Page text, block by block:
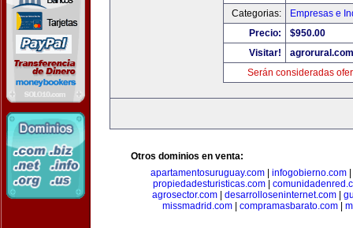
Categorias:
Empresas e
Precio:
$950.00
Visitar!
agrorural.com
Serán consideradas
Otros dominios en venta:
apartamentosuruguay.com
infogobierno.com
propiedadesturisticas.com|
agrosector.com
desarrolloseninternet.com
missmadrid.com| compramasbarato.com|